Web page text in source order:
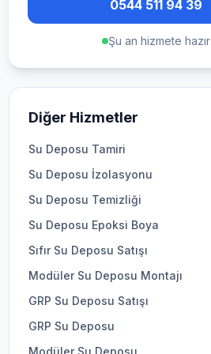
0544 511 94 39
Şu an hizmete hazır
Diğer Hizmetler
Su Deposu Tamiri
Su Deposu İzolasyonu
Su Deposu Temizliği
Su Deposu Epoksi Boya
Sıfır Su Deposu Satışı
Modüler Su Deposu Montajı
GRP Su Deposu Satışı
GRP Su Deposu
Modüler Su Deposu